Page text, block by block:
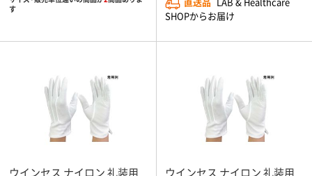
す
SHOPからお届け
ウインセス ナイロン 礼装用
ウインセス ナイロン 礼装用